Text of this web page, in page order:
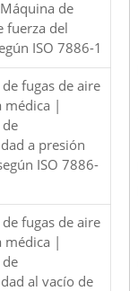
de
fuerza del
ISO 7886-1
fugas de aire
médica |
a presión
ISO 7886-
fugas de aire
médica |
al vacío de